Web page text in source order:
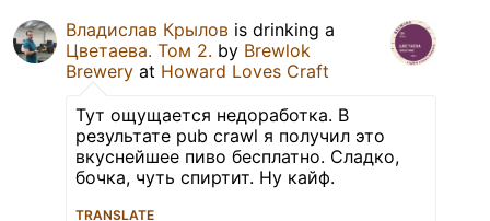
Владислав Крылов is drinking a
Цветаева. Том 2. by Brewlok
Brewery at Howard Loves Craft
Тут ощущается недоработка. В
результате pub crawl я получил это
вкуснейшее пиво бесплатно. Сладко,
бочка, чуть спиртит. Ну кайф.
TRANSLATE